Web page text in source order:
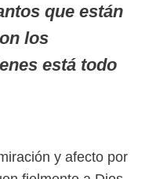
que están
los
está todo
y afecto por